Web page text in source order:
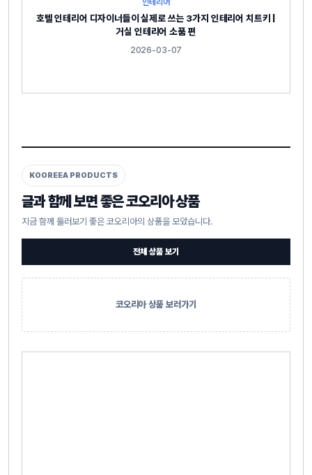
인테리어
호텔 인테리어 디자이너들이 실제로 쓰는 3가지 인테리어 치트키 |
거실 인테리어 소품 편
2026-03-07
KOOREEA PRODUCTS
글과 함께 보면 좋은 코오리아 상품
지금 함께 둘러보기 좋은 코오리아의 상품을 모았습니다.
전체 상품 보기
코오리아 상품 보러가기